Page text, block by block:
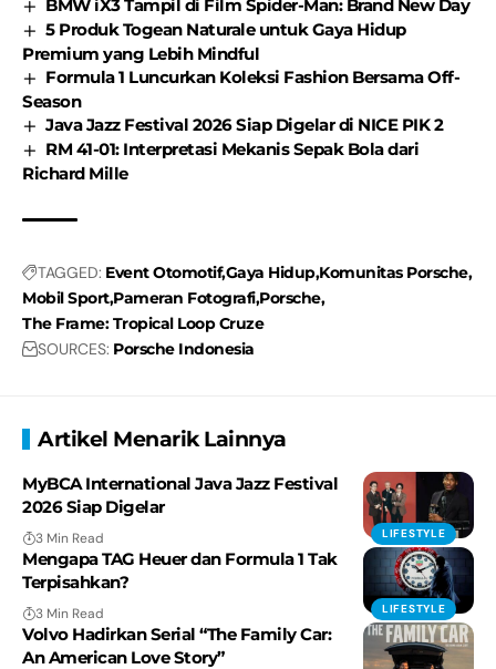
BMW iX3 Tampil di Film Spider-Man: Brand New Day
5 Produk Togean Naturale untuk Gaya Hidup
Premium yang Lebih Mindful
Formula 1 Luncurkan Koleksi Fashion Bersama Off-
Season
Java Jazz Festival 2026 Siap Digelar di NICE PIK 2
RM 41-01: Interpretasi Mekanis Sepak Bola dari
Richard Mille
TAGGED: Event OtomotifGaya HidupKomunitas Porsche
Mobil SportPameran FotografiPorsche
The Frame: Tropical Loop Cruze
SOURCES: Porsche Indonesia
Artikel Menarik Lainnya
LIFESTYLE
MyBCA International Java Jazz Festival
2026 Siap Digelar
3 Min Read
LIFESTYLE
Mengapa TAG Heuer dan Formula 1 Tak
Terpisahkan?
3 Min Read
Volvo Hadirkan Serial “The Family Car:
An American Love Story”